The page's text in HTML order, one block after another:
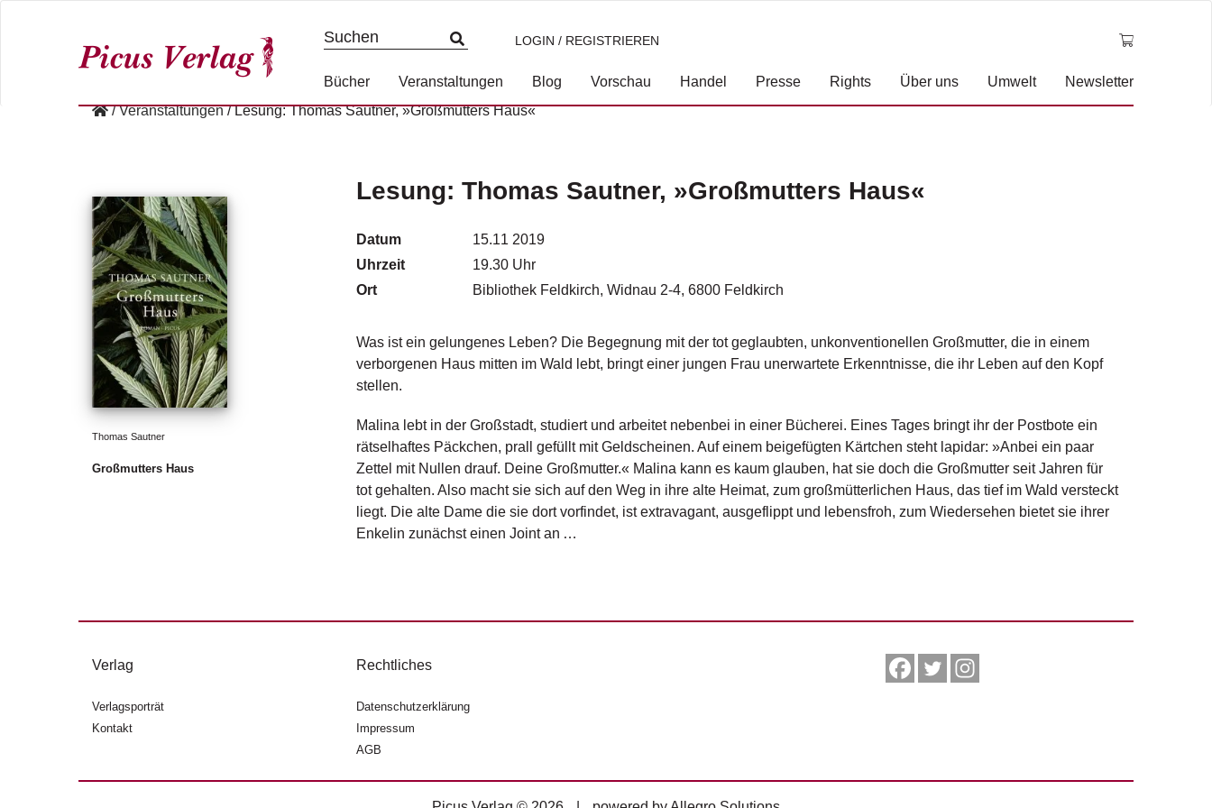
LOGIN / REGISTRIEREN
Bücher Veranstaltungen Blog Vorschau Handel Presse Rights Über uns Umwelt
Newsletter
/ Veranstaltungen / Lesung: Thomas Sautner, »Großmutters Haus«
Lesung: Thomas Sautner, »Großmutters Haus«
Datum
15.11 2019
Uhrzeit
19.30 Uhr
Ort
Bibliothek Feldkirch, Widnau 2-4, 6800 Feldkirch
Was ist ein gelungenes Leben? Die Begegnung mit der tot geglaubten, unkonventionellen Großmutter, die in einem
verborgenen Haus mitten im Wald lebt, bringt einer jungen Frau unerwartete Erkenntnisse, die ihr Leben auf den Kopf
stellen.
Malina lebt in der Großstadt, studiert und arbeitet nebenbei in einer Bücherei. Eines Tages bringt ihr der Postbote ein
rätselhaftes Päckchen, prall gefüllt mit Geldscheinen. Auf einem beigefügten Kärtchen steht lapidar: »Anbei ein paar
Zettel mit Nullen drauf. Deine Großmutter.« Malina kann es kaum glauben, hat sie doch die Großmutter seit Jahren für
tot gehalten. Also macht sie sich auf den Weg in ihre alte Heimat, zum großmütterlichen Haus, das tief im Wald versteckt
liegt. Die alte Dame die sie dort vorfindet, ist extravagant, ausgeflippt und lebensfroh, zum Wiedersehen bietet sie ihrer
Enkelin zunächst einen Joint an …
Thomas Sautner
Großmutters Haus
Verlag
Verlagsporträt
Kontakt
Rechtliches
Datenschutzerklärung
Impressum
AGB